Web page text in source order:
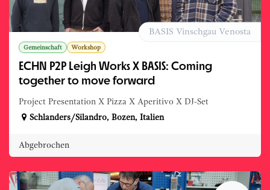
Gemeinschaft Workshop
ECHN P2P Leigh Works X BASIS: Coming
together to move forward
Project Presentation X Pizza X Aperitivo X DJ-Set
BASIS Vinschgau Venosta
Schlanders/Silandro, Bozen, Italien
Abgebrochen